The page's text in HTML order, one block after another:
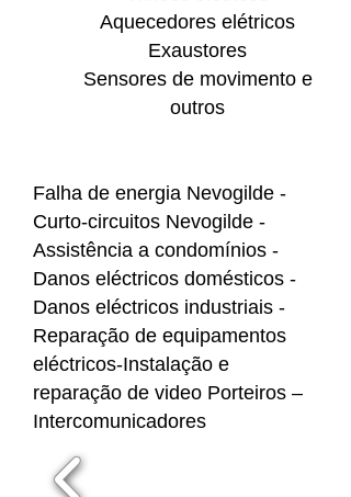
Aquecedores elétricos
Exaustores
Sensores de movimento e
outros
Falha de energia Nevogilde -
Curto-circuitos Nevogilde -
Assistência a condomínios -
Danos eléctricos domésticos -
Danos eléctricos industriais -
Reparação de equipamentos
eléctricos-Instalação e
reparação de video Porteiros –
Intercomunicadores